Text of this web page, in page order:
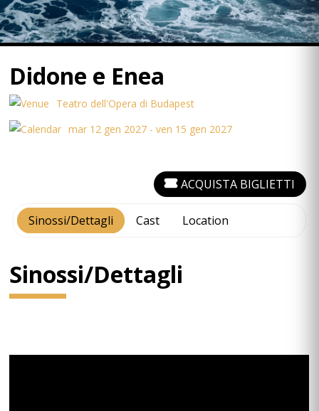
Didone e Enea
Teatro dell'Opera di Budapest
mar 12 gen 2027 - ven 15 gen 2027
Sinossi/Dettagli Cast Location
ACQUISTA BIGLIETTI
Sinossi/Dettagli